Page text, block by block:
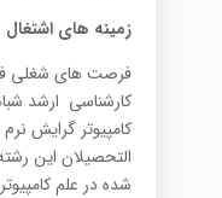
زمینه های اشتغال
فرصت هاي شغلي
کارشناسي ارشد
کامپيوتر گرايش نرم
التحصيلان اين
شده در علم